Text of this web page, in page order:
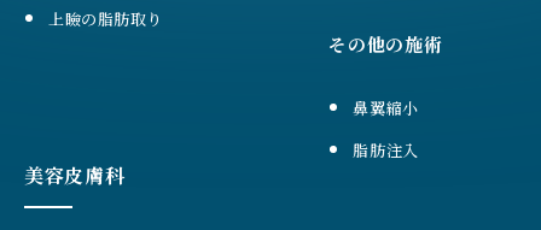
上瞼の脂肪取り
その他の施術
鼻翼縮小
脂肪注入
美容皮膚科